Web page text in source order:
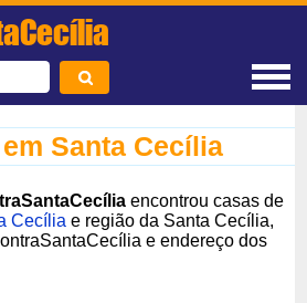
Santa Cecília
encontrou casas de
Cecília e região da Santa Cecília,
e endereço dos